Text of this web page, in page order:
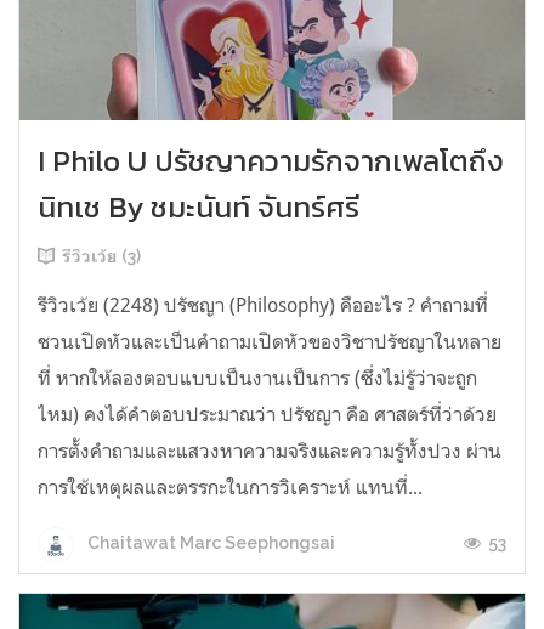
I Philo U ปรัชญาความรักจากเพลโตถึง
นิทเช By ชมะนันท์ จันทร์ศรี
รีวิวเว้ย (3)
รีวิวเว้ย (2248) ปรัชญา (Philosophy) คืออะไร ? คำถามที่
ชวนเปิดหัวและเป็นคำถามเปิดหัวของวิชาปรัชญาในหลาย
ที่ หากให้ลองตอบแบบเป็นงานเป็นการ (ซึ่งไม่รู้ว่าจะถูก
ไหม) คงได้คำตอบประมาณว่า ปรัชญา คือ ศาสตร์ที่ว่าด้วย
การตั้งคำถามและแสวงหาความจริงและความรู้ทั้งปวง ผ่าน
การใช้เหตุผลและตรรกะในการวิเคราะห์ แทนที่...
Chaitawat Marc Seephongsai 53